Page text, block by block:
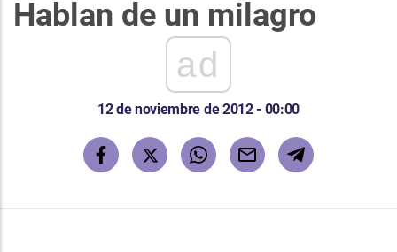
Hablan de un milagro
ad
12 de noviembre de 2012 - 00:00